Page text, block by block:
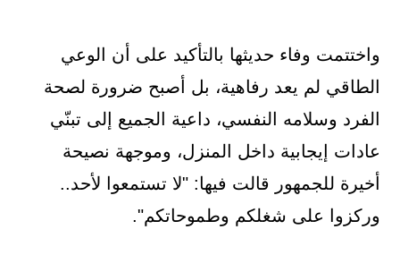
واختتمت وفاء حديثها بالتأكيد على أن الوعي
الطاقي لم يعد رفاهية، بل أصبح ضرورة لصحة
الفرد وسلامه النفسي، داعية الجميع إلى تبنّي
عادات إيجابية داخل المنزل، وموجهة نصيحة
أخيرة للجمهور قالت فيها: "لا تستمعوا لأحد..
وركزوا على شغلكم وطموحاتكم".